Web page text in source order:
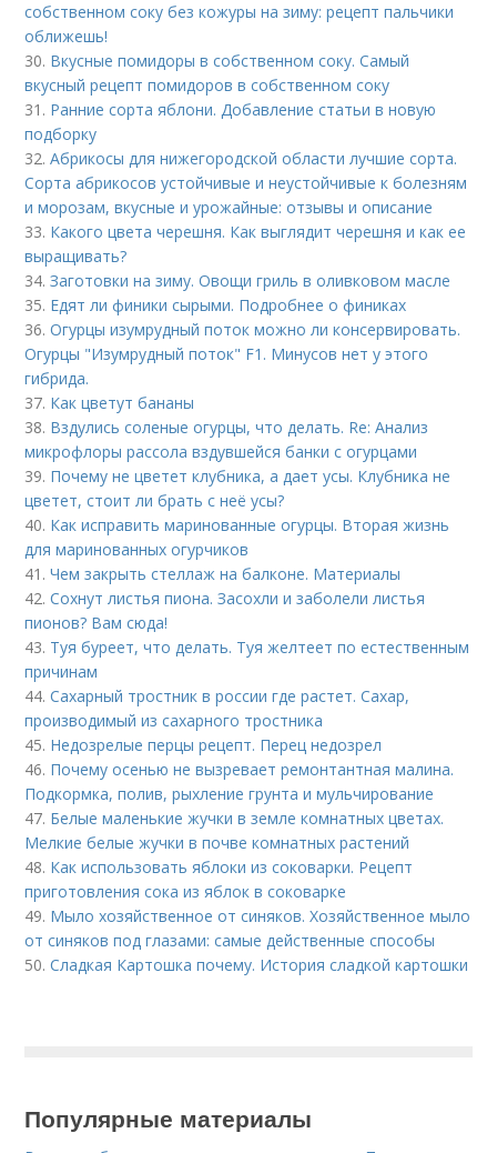
собственном соку без кожуры на зиму: рецепт пальчики
оближешь!
30. Вкусные помидоры в собственном соку. Самый
вкусный рецепт помидоров в собственном соку
31. Ранние сорта яблони. Добавление статьи в новую
подборку
32.Абрикосы для нижегородской области лучшие сорта.
Сорта абрикосов устойчивые и неустойчивые к болезням
и морозам, вкусные и урожайные: отзывы и описание
33. Какого цвета черешня. Как выглядит черешня и как ее
выращивать?
34.Заготовки на зиму. Овощи гриль в оливковом масле
35. Едят ли финики сырыми. Подробнее о финиках
36.Огурцы изумрудный поток можно ли консервировать.
Огурцы "Изумрудный поток" F1. Минусов нет у этого
гибрида.
37. Как цветут бананы
38. Вздулись соленые огурцы, что делать. Re: Анализ
микрофлоры рассола вздувшейся банки с огурцами
39. Почему не цветет клубника, а дает усы. Клубника не
цветет, стоит ли брать с неё усы?
40. Как исправить маринованные огурцы. Вторая жизнь
для маринованных огурчиков
41.Чем закрыть стеллаж на балконе. Материалы
42.Сохнут листья пиона. Засохли и заболели листья
пионов? Вам сюда!
43. Туя буреет, что делать. Туя желтеет по естественным
причинам
44.Сахарный тростник в россии где растет. Сахар,
производимый из сахарного тростника
45. Недозрелые перцы рецепт. Перец недозрел
46. Почему осенью не вызревает ремонтантная малина.
Подкормка, полив, рыхление грунта и мульчирование
47. Белые маленькие жучки в земле комнатных цветах.
Мелкие белые жучки в почве комнатных растений
48. Как использовать яблоки из соковарки. Рецепт
приготовления сока из яблок в соковарке
49. Мыло хозяйственное от синяков. Хозяйственное мыло
от синяков под глазами: самые действенные способы
50.Сладкая Картошка почему. История сладкой картошки
Популярные материалы